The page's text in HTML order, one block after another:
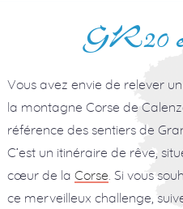
GR20
Vous avez envie de relever
la montagne Corse de
référence des sentiers de
C’est un itinéraire de rêve,
cœur de la Corse . Si vous
ce merveilleux challenge,